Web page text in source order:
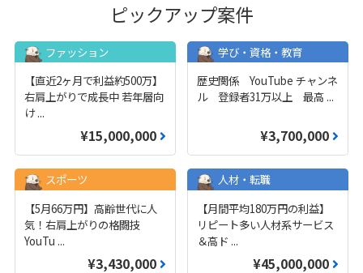
ピックアップ案件
ファッション
【直近2ヶ月で利益約500万】
右肩上がりで成長中 若年層向
け...
¥15,000,000
学び・資格・教育
歴史関係 YouTube チャンネ
ル 登録者31万以上 最高 ...
¥3,700,000
スポーツ
【5月66万円】高齢世代に人
気！右肩上がりの格闘技
YouTu ...
¥3,430,000
人材・転職
【月間平均180万円の利益】
リピート多い人材系サービス
＆高ド ...
¥45,000,000